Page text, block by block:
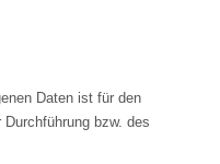
Daten ist für den
bzw. des